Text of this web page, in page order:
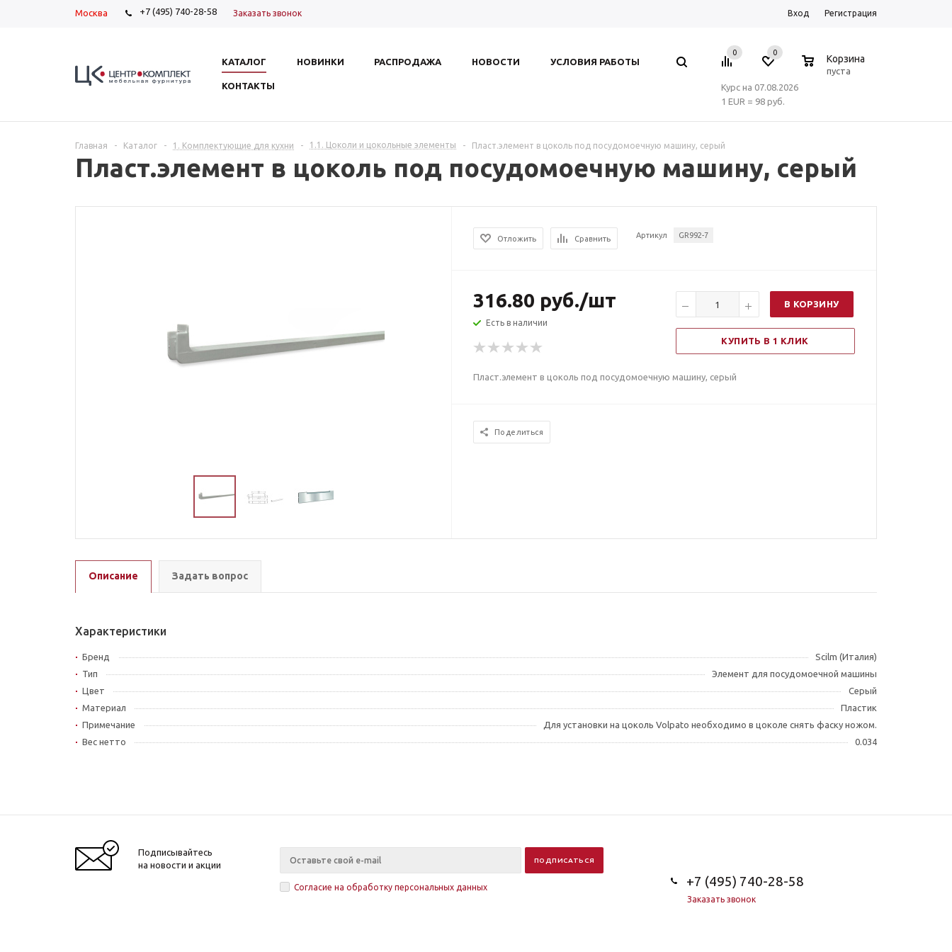
Москва +7 (495) 740-28-58 Заказать звонок Вход Регистрация
КАТАЛОГ НОВИНКИ РАСПРОДАЖА НОВОСТИ УСЛОВИЯ РАБОТЫ
КОНТАКТЫ
0 0
Корзина
пуста
Курс на 07.08.2026
1 EUR = 98 руб.
Главная - Каталог - 1. Комплектующие для кухни - 1.1. Цоколи и цокольные элементы - Пласт.элемент в цоколь под посудомоечную машину, серый
Пласт.элемент в цоколь под посудомоечную машину, серый
Отложить Сравнить Артикул GR992-7
316.80 руб./шт
Есть в наличии
В КОРЗИНУ
КУПИТЬ В 1 КЛИК
Пласт.элемент в цоколь под посудомоечную машину, серый
Поделиться
Описание Задать вопрос
Характеристики
Бренд
Scilm (Италия)
Тип
Элемент для посудомоечной машины
Цвет
Серый
Материал
Пластик
Примечание
Для установки на цоколь Volpato необходимо в цоколе снять фаску ножом.
Вес нетто
0.034
Подписывайтесь
на новости и акции
Согласие на обработку персональных данных +7 (495) 740-28-58
Заказать звонок